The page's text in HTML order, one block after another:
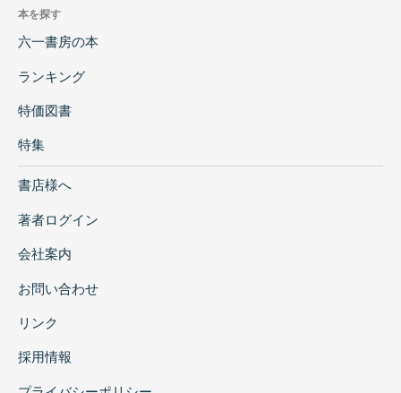
本を探す
六一書房の本
ランキング
特価図書
特集
書店様へ
著者ログイン
会社案内
お問い合わせ
リンク
採用情報